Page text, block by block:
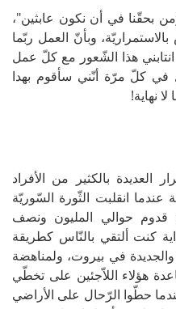
بحقّنا في أن نكون عابثين"،
وبأنّ العمل ربّما
هذا الشّعور مع كلّ عمل
في كلّ مرّة أنّني سأقوم بهدا
نهاية!
المرار العديدة بالكثير من الأفراد
انقلبت الثّورة السّوريّة
حوالي المليون ونصف
كنت ألتقي بالنّاس كطريقة
في بيروت، ولمناهضة
هؤلاء اللاّجئين على تخطّي
حطّوا الرّحال على الأراضي